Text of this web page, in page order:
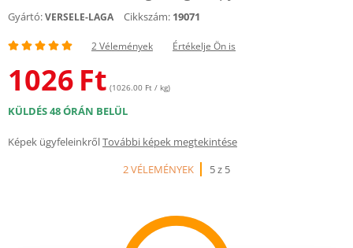
Gyártó:VERSELE-LAGA Cikkszám: 19071
2 Vélemények Értékelje Ön is
1026 Ft (1026.00 Ft / kg)
KÜLDÉS 48 ÓRÁN BELÜL
Képek ügyfeleinkrőlTovábbi képek megtekintése
2 VÉLEMÉNYEK
5 z 5